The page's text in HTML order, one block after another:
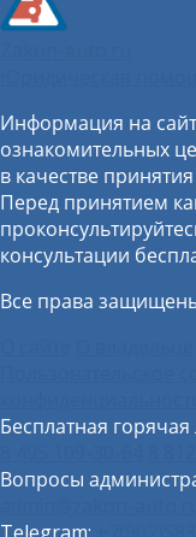
Информация на
ознакомительных
в качестве
Перед принятием
консультации
Все права
Бесплатная
Вопросы